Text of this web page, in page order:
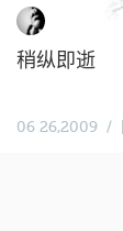
稍纵即逝
06 26,2009